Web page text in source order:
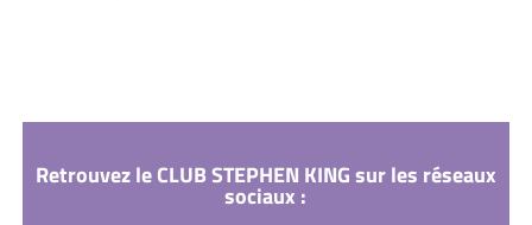
Retrouvez le CLUB STEPHEN KING sur les réseaux
sociaux :